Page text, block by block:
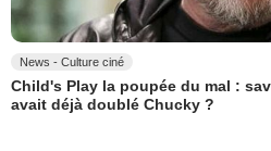
News - Culture ciné
Child's Play la poupée du mal :
avait déjà doublé Chucky ?